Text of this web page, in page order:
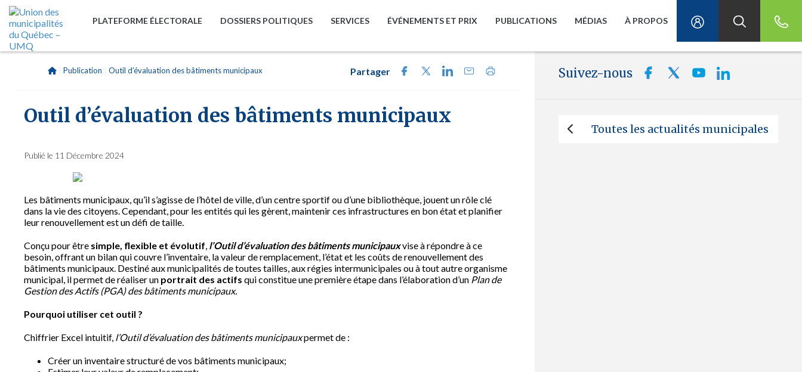
PLATEFORME ÉLECTORALE DOSSIERS POLITIQUES SERVICES ÉVÉNEMENTS ET PRIX PUBLICATIONS MÉDIAS À PROPOS
Publication Outil d’évaluation des bâtiments municipaux Partager
Outil d’évaluation des bâtiments municipaux
Publié le 11 Décembre 2024
Les bâtiments municipaux, qu’il s’agisse de l’hôtel de ville, d’un centre sportif ou d’une bibliothèque, jouent un rôle clé
dans la vie des citoyens. Cependant, pour les entités qui les gèrent, maintenir ces infrastructures en bon état et planifier
leur renouvellement est un défi de taille.
Conçu pour être simple, flexible et évolutif, l’Outil d’évaluation des bâtiments municipauxvise à répondre à ce
besoin, offrant un bilan qui couvre l’inventaire, la valeur de remplacement, l’état et les coûts de renouvellement des
bâtiments municipaux. Destiné aux municipalités de toutes tailles, aux régies intermunicipales ou à tout autre organisme
municipal, il permet de réaliser un portrait des actifs qui constitue une première étape dans l’élaboration d’un Plan de
Gestion des Actifs (PGA) des bâtiments municipaux.
Pourquoi utiliser cet outil ?
Chiffrier Excel intuitif, l’Outil d’évaluation des bâtiments municipauxpermet de :
Créer un inventaire structuré de vos bâtiments municipaux;
Suivez-nous
Toutes les actualités municipales